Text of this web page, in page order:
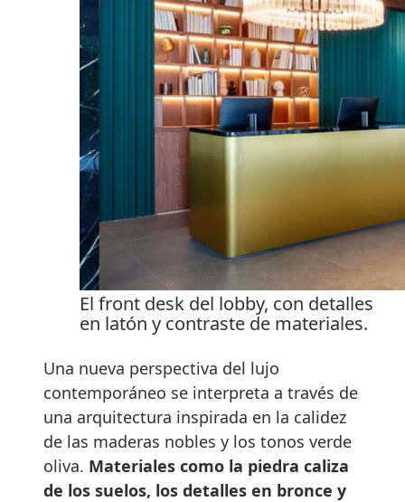
El front desk del lobby, con detalles
en latón y contraste de materiales.
Una nueva perspectiva del lujo
contemporáneo se interpreta a través de
una arquitectura inspirada en la calidez
de las maderas nobles y los tonos verde
oliva. Materiales como la piedra caliza
de los suelos, los detalles en bronce y